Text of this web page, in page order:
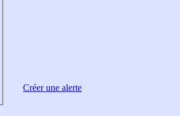
Créer une alerte